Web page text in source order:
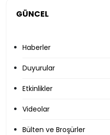
GÜNCEL
Haberler
Duyurular
Etkinlikler
Videolar
Bülten ve Broşürler